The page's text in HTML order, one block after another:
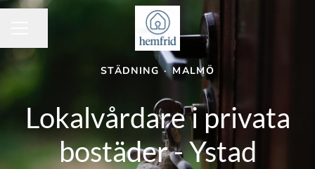
STÄDNING · MALMÖ
Lokalvårdare i privata
bostäder - Ystad